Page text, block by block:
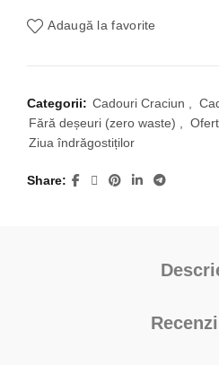
Adaugă la favorite
Categorii: Cadouri Craciun ,
Fără deșeuri (zero waste) ,
Ziua îndrăgostiților
Share